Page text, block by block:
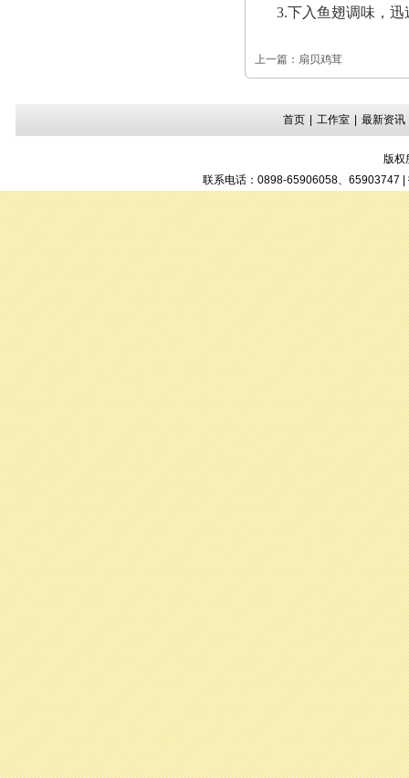
3.下入鱼翅调味，
上一篇： 扇贝鸡茸
首页 工作室 最新资讯
版权
联系电话：0898-65906058、65903747